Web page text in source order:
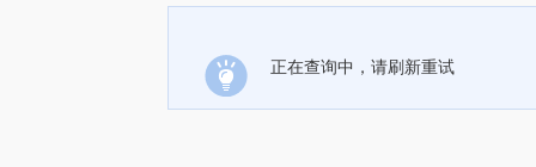
正在查询中，请刷新重试